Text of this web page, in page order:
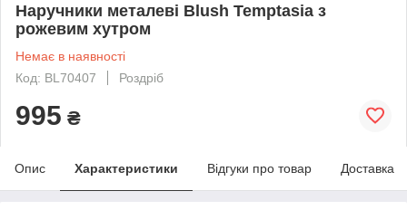
Наручники металеві Blush Temptasia з
рожевим хутром
Немає в наявності
Код: BL70407
Роздріб
995 ₴
Опис Характеристики Відгуки про товар Доставка